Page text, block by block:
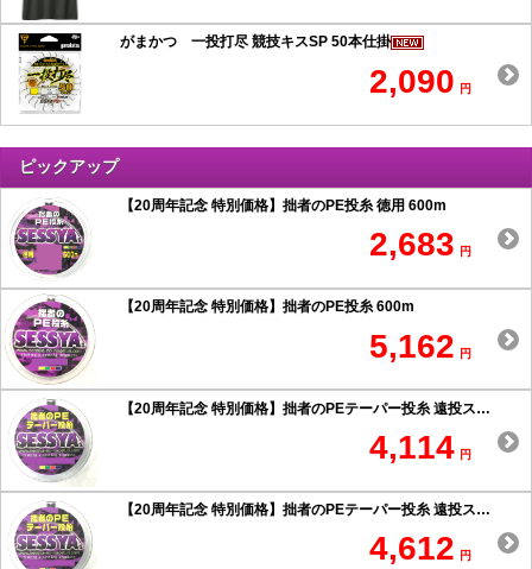
がまかつ 一投打尽 競技キスSP 50本仕掛
2,090 円
ピックアップ
【20周年記念 特別価格】拙者のPE投糸 徳用 600m
2,683 円
【20周年記念 特別価格】拙者のPE投糸 600m
5,162 円
【20周年記念 特別価格】拙者のPEテーパー投糸 遠投スペシャル 0.6号以上
4,114 円
【20周年記念 特別価格】拙者のPEテーパー投糸 遠投スペシャル 0.5号以下
4,612 円